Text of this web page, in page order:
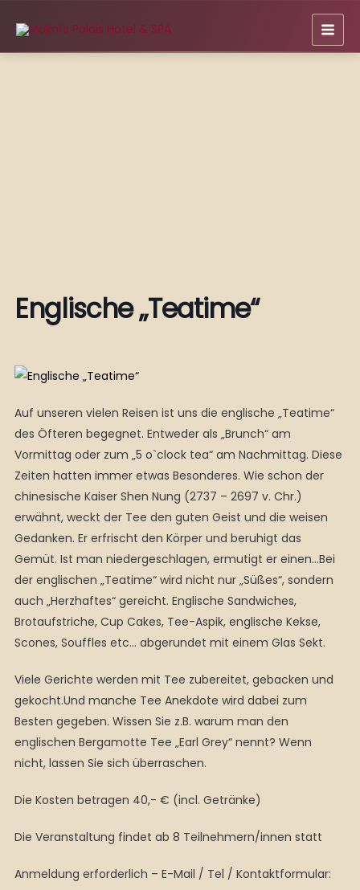
Inhalt
springen
Englische „Teatime“
Auf unseren vielen Reisen ist uns die englische „Teatime“
des Öfteren begegnet. Entweder als „Brunch“ am
Vormittag oder zum „5 o`clock tea“ am Nachmittag. Diese
Zeiten hatten immer etwas Besonderes. Wie schon der
chinesische Kaiser Shen Nung (2737 – 2697 v. Chr.)
erwähnt, weckt der Tee den guten Geist und die weisen
Gedanken. Er erfrischt den Körper und beruhigt das
Gemüt. Ist man niedergeschlagen, ermutigt er einen…Bei
der englischen „Teatime“ wird nicht nur „Süßes“, sondern
auch „Herzhaftes“ gereicht. Englische Sandwiches,
Brotaufstriche, Cup Cakes, Tee-Aspik, englische Kekse,
Scones, Souffles etc… abgerundet mit einem Glas Sekt.
Viele Gerichte werden mit Tee zubereitet, gebacken und
gekocht.Und manche Tee Anekdote wird dabei zum
Besten gegeben. Wissen Sie z.B. warum man den
englischen Bergamotte Tee „Earl Grey“ nennt? Wenn
nicht, lassen Sie sich überraschen.
Die Kosten betragen 40,- € (incl. Getränke)
Die Veranstaltung findet ab 8 Teilnehmern/innen statt
Anmeldung erforderlich – E-Mail / Tel / Kontaktformular: